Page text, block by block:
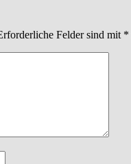
Felder sind mit *